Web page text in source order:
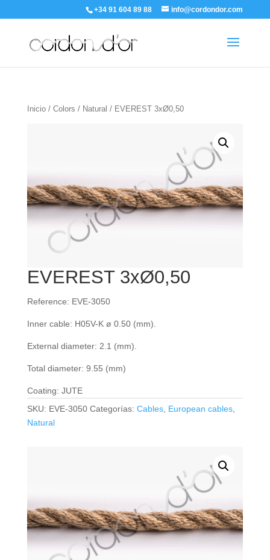
+34 91 604 89 88 info@cordondor.com
Inicio/ Colors / Natural / EVEREST 3xØ0,50
EVEREST 3xØ0,50
Reference: EVE-3050
Inner cable: H05V-K ø 0.50 (mm).
External diameter: 2.1 (mm).
Total diameter: 9.55 (mm)
Coating: JUTE
SKU: EVE-3050 Categorías: Cables, European cables,
Natural